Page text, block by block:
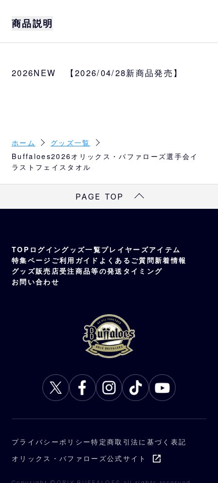
商品説明
ッズが登場！
集合、会長（若月）、副会長（山田）、副会
長（頓宮）、会長補佐（渡部）、会計・書記
（太田）
ポリエステル85%、ナイロン15%
2026NEW 【2026/04/28新商品発売】
ホーム
グッズ一覧
Buffaloes2026オリックス・バファローズ選手会イ
ラストフェイスタオル
PAGE TOP
TOP ログイングッズ一覧プレイヤーズアイテム
特集ページ ご利用ガイド よくあるご質問新着情報
グッズ販売店受注商品等の発送タイミング
お問い合わせ
プライバシーポリシー特定商取引法に基づく表記
オリックス・バファローズ公式サイト